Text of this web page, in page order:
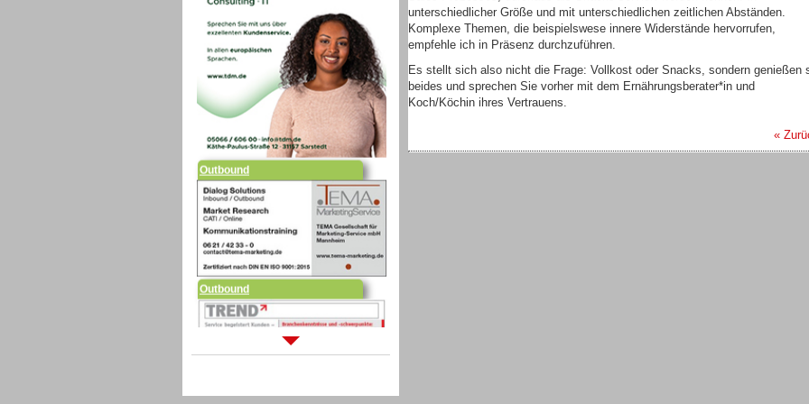
Outbound
Outbound
unterschiedlicher Größe und mit unterschiedlichen zeitlichen Abständen.
Komplexe Themen, die beispielswese innere Widerstände hervorrufen,
empfehle ich in Präsenz durchzuführen.
Es stellt sich also nicht die Frage: Vollkost oder Snacks, sondern genießen
beides und sprechen Sie vorher mit dem Ernährungsberater*in und
Koch/Köchin ihres Vertrauens.
«